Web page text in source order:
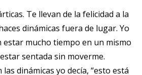
Te llevan de la felicidad a la
dinámicas fuera de lugar. Yo
mucho tiempo en un mismo
sentada sin moverme.
dinámicas yo decía, “esto está